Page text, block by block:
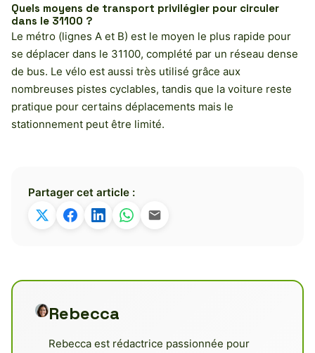
Quels moyens de transport privilégier pour circuler
dans le 31100 ?
Le métro (lignes A et B) est le moyen le plus rapide pour
se déplacer dans le 31100, complété par un réseau dense
de bus. Le vélo est aussi très utilisé grâce aux
nombreuses pistes cyclables, tandis que la voiture reste
pratique pour certains déplacements mais le
stationnement peut être limité.
Partager cet article :
Rebecca
Rebecca est rédactrice passionnée pour